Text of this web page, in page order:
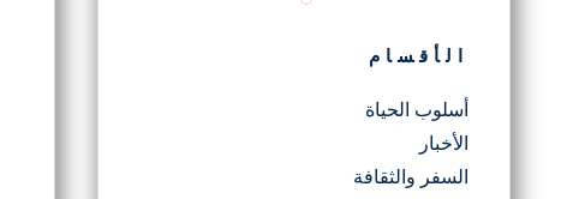
الأقسام
أسلوب الحياة
الأخبار
السفر والثقافة